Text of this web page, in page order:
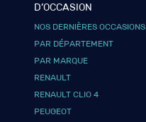
D’OCCASION
NOS DERNIÈRES OCCASIONS
PAR DÉPARTEMENT
PAR MARQUE
RENAULT
RENAULT CLIO 4
PEUGEOT